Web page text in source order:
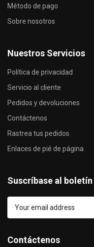
Método de pago
Sobre nosotros
Nuestros Servicios
Política de privacidad
Servicio al cliente
Pedidos y devoluciones
Contáctenos
Rastrea tus pedidos
Enlaces de pié de página
Suscríbase al boletín
Contáctenos